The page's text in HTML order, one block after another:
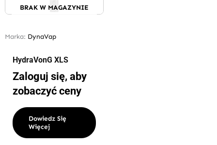
BRAK W MAGAZYNIE
Marka: DynaVap
HydraVonG XLS
Zaloguj się, aby
zobaczyć ceny
Dowiedz Się
Więcej